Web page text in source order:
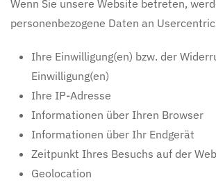
Wenn Sie unsere Website betreten,
personenbezogene Daten an
Ihre Einwilligung(en) bzw. der
Einwilligung(en)
Ihre IP-Adresse
Informationen über Ihren Browser
Informationen über Ihr Endgerät
Zeitpunkt Ihres Besuchs auf der
Geolocation